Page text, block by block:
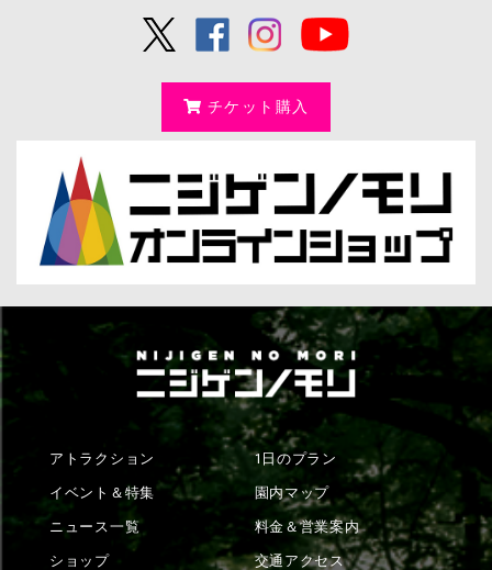
チケット購入
アトラクション
イベント＆特集
ニュース一覧
ショップ
1日のプラン
園内マップ
料金＆営業案内
交通アクセス